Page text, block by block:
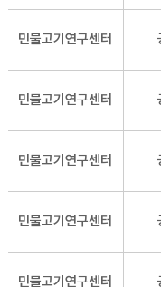
민물고기연구센터
민물고기연구센터
민물고기연구센터
민물고기연구센터
민물고기연구센터